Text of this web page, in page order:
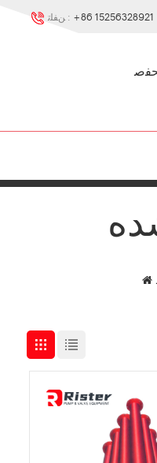
ﻦﻔﻠﺗ : +86 15256328921